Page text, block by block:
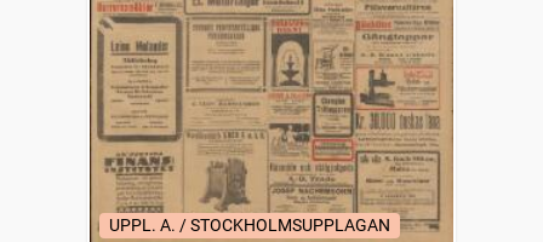
UPPL. A. / STOCKHOLMSUPPLAGAN